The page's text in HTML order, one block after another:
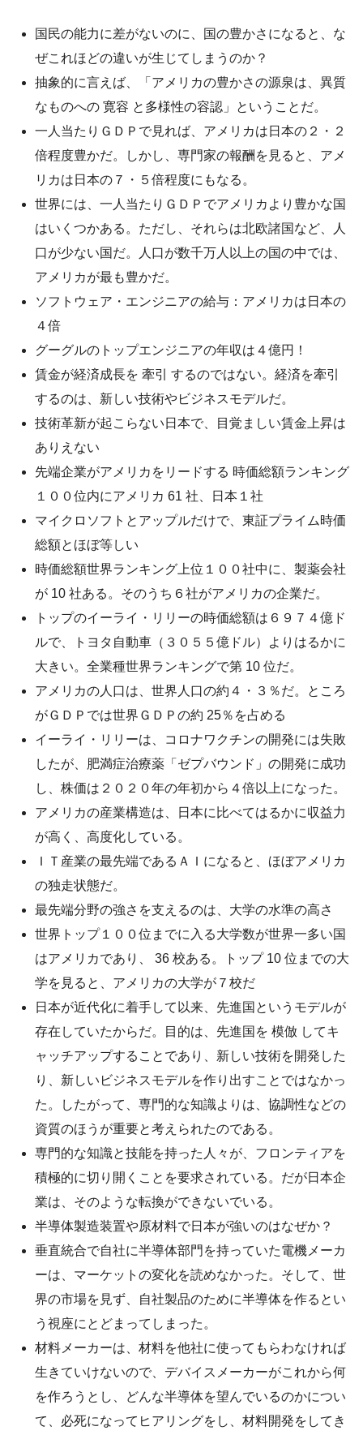
国民の能力に差がないのに、国の豊かさになると、な
ぜこれほどの違いが生じてしまうのか？
抽象的に言えば、「アメリカの豊かさの源泉は、異質
なものへの 寛容 と多様性の容認」ということだ。
一人当たりＧＤＰで見れば、アメリカは日本の２・２
倍程度豊かだ。しかし、専門家の報酬を見ると、アメ
リカは日本の７・５倍程度にもなる。
世界には、一人当たりＧＤＰでアメリカより豊かな国
はいくつかある。ただし、それらは北欧諸国など、人
口が少ない国だ。人口が数千万人以上の国の中では、
アメリカが最も豊かだ。
ソフトウェア・エンジニアの給与：アメリカは日本の
４倍
グーグルのトップエンジニアの年収は４億円！
賃金が経済成長を 牽引 するのではない。経済を牽引
するのは、新しい技術やビジネスモデルだ。
技術革新が起こらない日本で、目覚ましい賃金上昇は
ありえない
先端企業がアメリカをリードする 時価総額ランキング
１００位内にアメリカ 61 社、日本１社
マイクロソフトとアップルだけで、東証プライム時価
総額とほぼ等しい
時価総額世界ランキング上位１００社中に、製薬会社
が 10 社ある。そのうち６社がアメリカの企業だ。
トップのイーライ・リリーの時価総額は６９７４億ド
ルで、トヨタ自動車（３０５５億ドル）よりはるかに
大きい。全業種世界ランキングで第 10 位だ。
アメリカの人口は、世界人口の約４・３％だ。ところ
がＧＤＰでは世界ＧＤＰの約 25％を占める
イーライ・リリーは、コロナワクチンの開発には失敗
したが、肥満症治療薬「ゼプバウンド」の開発に成功
し、株価は２０２０年の年初から４倍以上になった。
アメリカの産業構造は、日本に比べてはるかに収益力
が高く、高度化している。
ＩＴ産業の最先端であるＡＩになると、ほぼアメリカ
の独走状態だ。
最先端分野の強さを支えるのは、大学の水準の高さ
世界トップ１００位までに入る大学数が世界一多い国
はアメリカであり、 36 校ある。トップ 10 位までの大
学を見ると、アメリカの大学が７校だ
日本が近代化に着手して以来、先進国というモデルが
存在していたからだ。目的は、先進国を 模倣 してキ
ャッチアップすることであり、新しい技術を開発した
り、新しいビジネスモデルを作り出すことではなかっ
た。したがって、専門的な知識よりは、協調性などの
資質のほうが重要と考えられたのである。
専門的な知識と技能を持った人々が、フロンティアを
積極的に切り開くことを要求されている。だが日本企
業は、そのような転換ができないでいる。
半導体製造装置や原材料で日本が強いのはなぜか？
垂直統合で自社に半導体部門を持っていた電機メーカ
ーは、マーケットの変化を読めなかった。そして、世
界の市場を見ず、自社製品のために半導体を作るとい
う視座にとどまってしまった。
材料メーカーは、材料を他社に使ってもらわなければ
生きていけないので、デバイスメーカーがこれから何
を作ろうとし、どんな半導体を望んでいるのかについ
て、必死になってヒアリングをし、材料開発をしてき